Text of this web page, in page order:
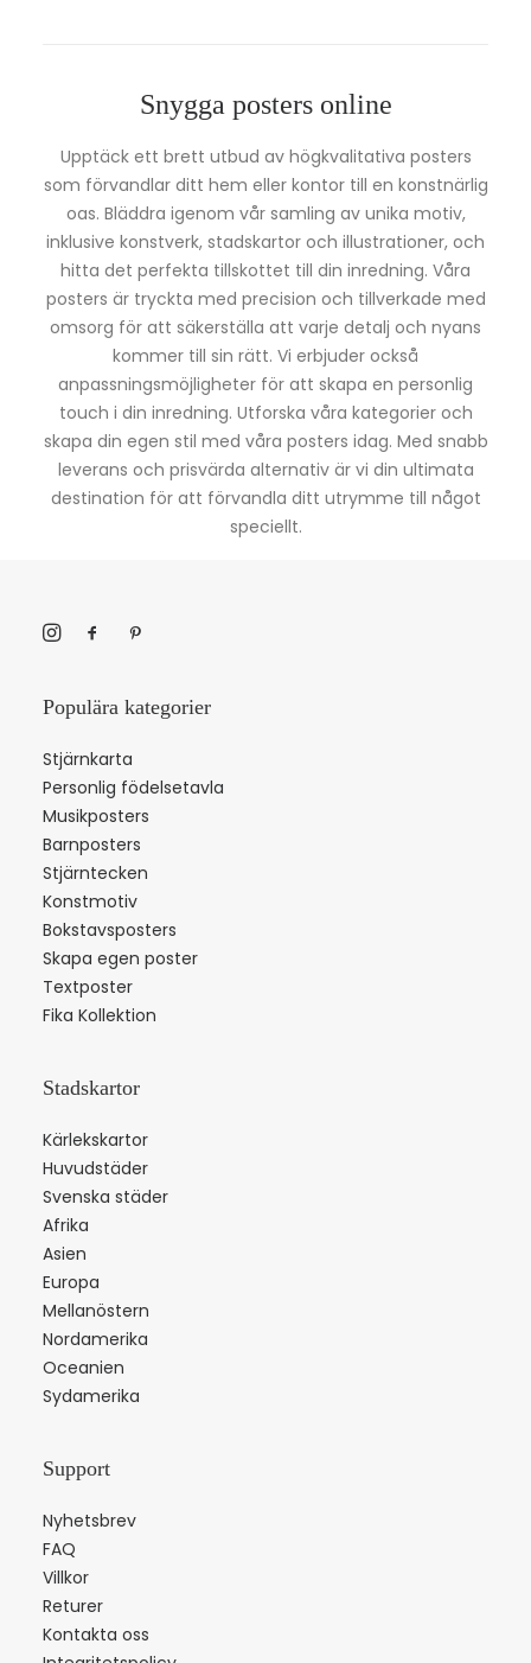
Snygga posters online
Upptäck ett brett utbud av högkvalitativa posters
som förvandlar ditt hem eller kontor till en konstnärlig
oas. Bläddra igenom vår samling av unika motiv,
inklusive konstverk, stadskartor och illustrationer, och
hitta det perfekta tillskottet till din inredning. Våra
posters är tryckta med precision och tillverkade med
omsorg för att säkerställa att varje detalj och nyans
kommer till sin rätt. Vi erbjuder också
anpassningsmöjligheter för att skapa en personlig
touch i din inredning. Utforska våra kategorier och
skapa din egen stil med våra posters idag. Med snabb
leverans och prisvärda alternativ är vi din ultimata
destination för att förvandla ditt utrymme till något
speciellt.
Populära kategorier
Stjärnkarta
Personlig födelsetavla
Musikposters
Barnposters
Stjärntecken
Konstmotiv
Bokstavsposters
Skapa egen poster
Textposter
Fika Kollektion
Stadskartor
Kärlekskartor
Huvudstäder
Svenska städer
Afrika
Asien
Europa
Mellanöstern
Nordamerika
Oceanien
Sydamerika
Support
Nyhetsbrev
FAQ
Villkor
Returer
Kontakta oss